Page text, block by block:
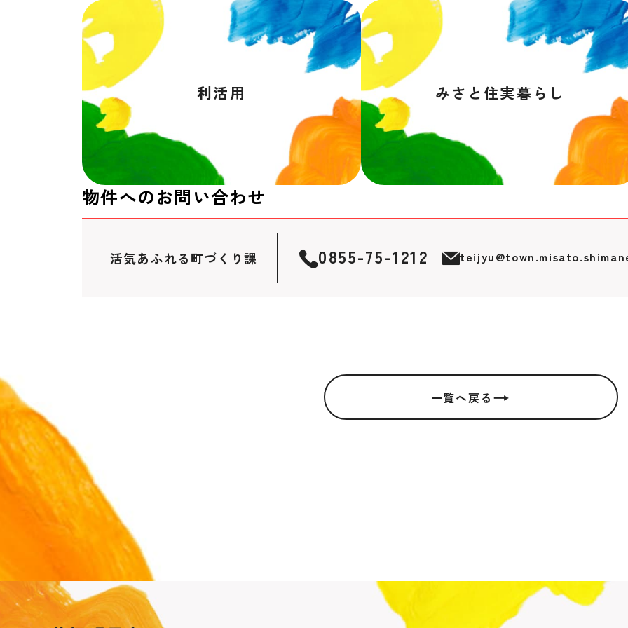
利活用 みさと住実暮らし
物件へのお問い合わせ
活気あふれる町づくり課 0855-75-1212
一覧へ戻る →